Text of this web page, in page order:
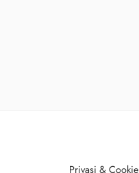
Privasi & Cookie